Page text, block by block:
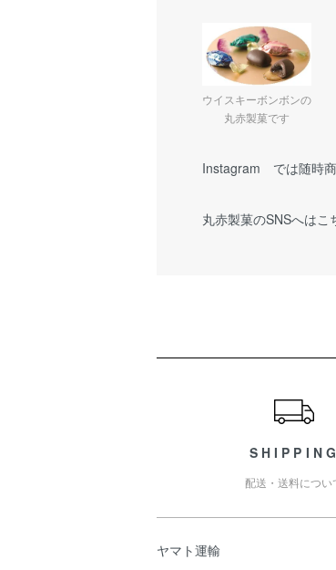
ウイスキーボンボンの
丸赤製菓です
Instagram では随時
丸赤製菓のSNSへはこ
SHIPPING
配送・送料につい
ヤマト運輸